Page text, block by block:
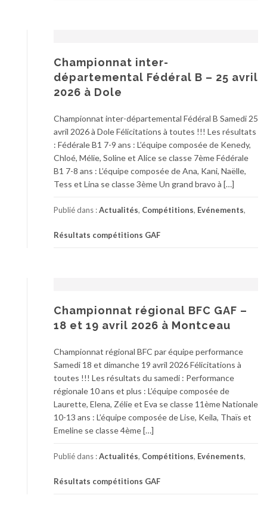
Championnat inter-
départemental Fédéral B – 25 avril
2026 à Dole
Championnat inter-départemental Fédéral B Samedi 25
avril 2026 à Dole Félicitations à toutes !!! Les résultats
: Fédérale B1 7-9 ans : L’équipe composée de Kenedy,
Chloé, Mélie, Soline et Alice se classe 7ème Fédérale
B1 7-8 ans : L’équipe composée de Ana, Kani, Naëlle,
Tess et Lina se classe 3ème Un grand bravo à […]
Publié dans :Actualités, Compétitions, Evénements,
Résultats compétitions GAF
Championnat régional BFC GAF –
18 et 19 avril 2026 à Montceau
Championnat régional BFC par équipe performance
Samedi 18 et dimanche 19 avril 2026 Félicitations à
toutes !!! Les résultats du samedi : Performance
régionale 10 ans et plus : L’équipe composée de
Laurette, Elena, Zélie et Eva se classe 11ème Nationale
10-13 ans : L’équipe composée de Lise, Keila, Thaïs et
Emeline se classe 4ème […]
Publié dans :Actualités, Compétitions, Evénements,
Résultats compétitions GAF